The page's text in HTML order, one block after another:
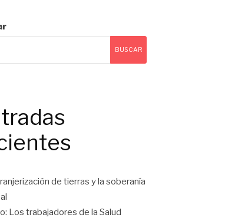
BUSCAR
de tierras y la soberanía
Los trabajadores de la Salud